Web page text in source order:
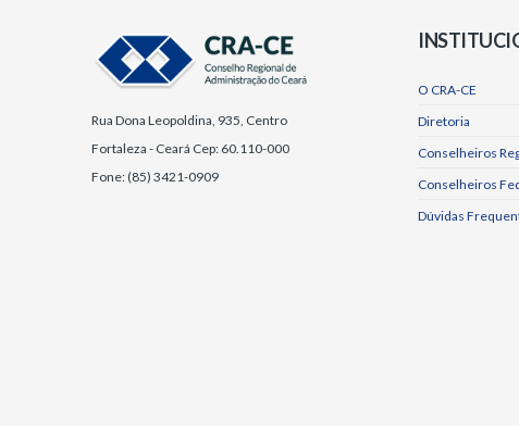
Rua Dona Leopoldina, 935, Centro
Fortaleza - Ceará Cep: 60.110-000
Fone: (85) 3421-0909
O CRA-CE
Diretoria
Conselheiros
Conselheiros
Dúvidas